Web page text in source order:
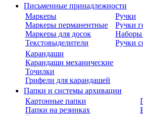
Письменные принадлежности
Маркеры
Маркеры перманентные
Маркеры для досок
Текстовыделители
Ручки
Ручки
Наборы
Ручки
Карандаши
Карандаши механические
Точилки
Грифели для карандашей
Папки и системы архивации
Картонные папки
Папки на резинках